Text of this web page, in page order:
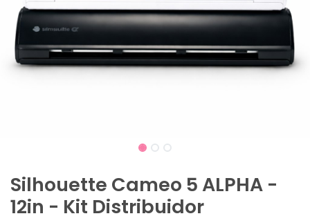
Silhouette Cameo 5 ALPHA -
12in - Kit Distribuidor